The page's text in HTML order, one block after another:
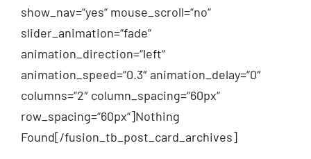
show_nav=“yes“ mouse_scroll=“no“
slider_animation=“fade“
animation_direction=“left“
animation_speed=“0.3″ animation_delay=“0″
columns=“2″ column_spacing=“60px“
row_spacing=“60px“]Nothing
Found[/fusion_tb_post_card_archives]